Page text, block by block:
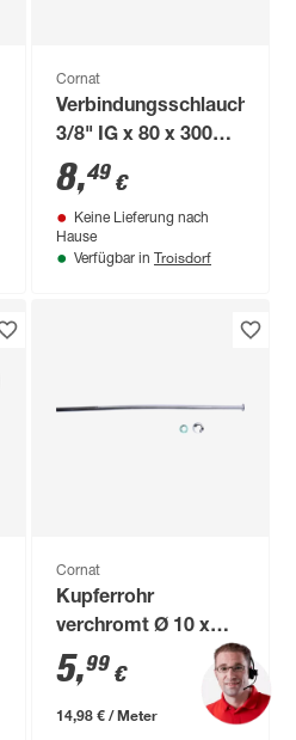
Cornat
Verbindungsschlauch
3/8" IG x 80 x 300
mm
8,49 €
Keine Lieferung nach
Hause
Verfügbar in Troisdorf
Cornat
Kupferrohr
verchromt Ø 10 x
400 mm
5,99 €
14,98 € / Meter